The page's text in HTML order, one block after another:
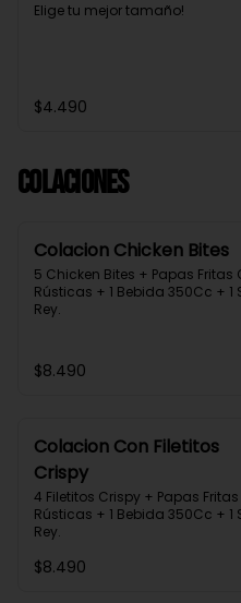
Elige tu mejor tamaño!
$4.490
Colaciones
Colacion Chicken Bites
5 Chicken Bites + Papas Fritas
Rústicas + 1 Bebida 350Cc + 1
Rey.
$8.490
Colacion Con Filetitos
Crispy
4 Filetitos Crispy + Papas Fritas
Rústicas + 1 Bebida 350Cc + 1
Rey.
$8.490